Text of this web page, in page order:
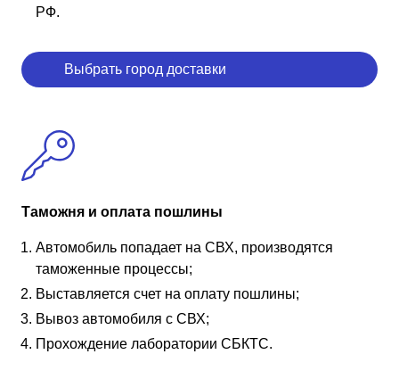
РФ.
Выбрать город доставки
Таможня и оплата пошлины
Автомобиль попадает на СВХ, производятся
таможенные процессы;
Выставляется счет на оплату пошлины;
Вывоз автомобиля с СВХ;
Прохождение лаборатории СБКТС.